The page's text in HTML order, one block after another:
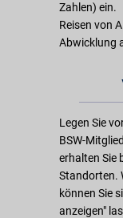
Zahlen) ein.
Reisen von
Abwicklung
Legen Sie
BSW-
erhalten Sie
Standorten.
können Sie
anzeigen"